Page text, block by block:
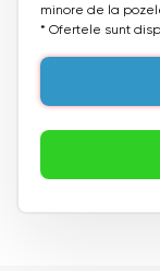
minore de la
* Ofertele sunt